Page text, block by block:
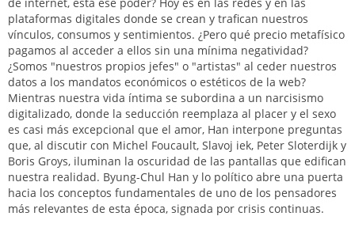
plataformas digitales donde se crean y trafican nuestros
vínculos, consumos y sentimientos. ¿Pero qué precio metafísico
pagamos al acceder a ellos sin una mínima negatividad?
¿Somos "nuestros propios jefes" o "artistas" al ceder nuestros
datos a los mandatos económicos o estéticos de la web?
Mientras nuestra vida íntima se subordina a un narcisismo
digitalizado, donde la seducción reemplaza al placer y el sexo
es casi más excepcional que el amor, Han interpone preguntas
que, al discutir con Michel Foucault, Slavoj iek, Peter Sloterdijk y
Boris Groys, iluminan la oscuridad de las pantallas que edifican
nuestra realidad. Byung-Chul Han y lo político abre una puerta
hacia los conceptos fundamentales de uno de los pensadores
más relevantes de esta época, signada por crisis continuas.